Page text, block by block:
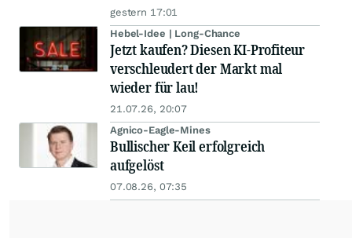
gestern 17:01
Hebel-Idee | Long-Chance
Jetzt kaufen? Diesen KI-Profiteur
verschleudert der Markt mal
wieder für lau!
21.07.26, 20:07
Agnico-Eagle-Mines
Bullischer Keil erfolgreich
aufgelöst
07.08.26, 07:35